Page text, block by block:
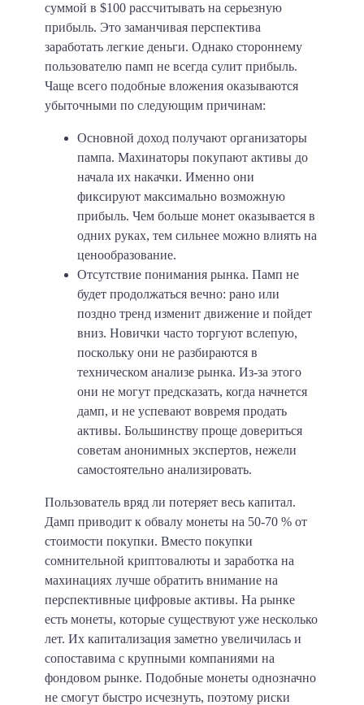
суммой в $100 рассчитывать на серьезную
прибыль. Это заманчивая перспектива
заработать легкие деньги. Однако стороннему
пользователю памп не всегда сулит прибыль.
Чаще всего подобные вложения оказываются
убыточными по следующим причинам:
Основной доход получают организаторы
пампа. Махинаторы покупают активы до
начала их накачки. Именно они
фиксируют максимально возможную
прибыль. Чем больше монет оказывается в
одних руках, тем сильнее можно влиять на
ценообразование.
Отсутствие понимания рынка. Памп не
будет продолжаться вечно: рано или
поздно тренд изменит движение и пойдет
вниз. Новички часто торгуют вслепую,
поскольку они не разбираются в
техническом анализе рынка. Из-за этого
они не могут предсказать, когда начнется
дамп, и не успевают вовремя продать
активы. Большинству проще довериться
советам анонимных экспертов, нежели
самостоятельно анализировать.
Пользователь вряд ли потеряет весь капитал.
Дамп приводит к обвалу монеты на 50-70 % от
стоимости покупки. Вместо покупки
сомнительной криптовалюты и заработка на
махинациях лучше обратить внимание на
перспективные цифровые активы. На рынке
есть монеты, которые существуют уже несколько
лет. Их капитализация заметно увеличилась и
сопоставима с крупными компаниями на
фондовом рынке. Подобные монеты однозначно
не смогут быстро исчезнуть, поэтому риски